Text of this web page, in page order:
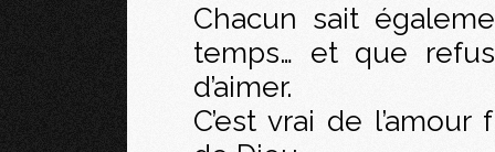
Chacun sait
temps… et que
d’aimer.
C’est vrai de